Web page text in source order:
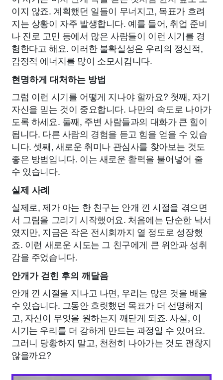
이지 않죠. 계획했던 일들이 무너지고, 목표가 흐려
지는 상황이 자주 발생합니다. 예를 들어, 취업 준비
나 진로 고민 등에서 많은 사람들이 이런 시기를 경
험한다고 해요. 이러한 불확실성은 우리의 정신적,
감정적 에너지를 많이 소모시킵니다.
현명하게 대처하는 방법
그럼 이런 시기를 어떻게 지나야 할까요? 첫째, 자기
자신을 믿는 것이 중요합니다. 나만의 속도로 나아가
도록 하세요. 둘째, 주변 사람들과의 대화가 큰 힘이
됩니다. 다른 사람의 경험을 듣고 힘을 얻을 수 있습
니다. 셋째, 새로운 취미나 관심사를 찾아보는 것도
좋은 방법입니다. 이는 새로운 활력을 불어넣어 줄
수 있습니다.
실제 사례
실제로, 제가 아는 한 친구는 안개 낀 시절을 겪으면
서 그림을 그리기 시작했어요. 처음에는 단순한 낙서
였지만, 지금은 작은 전시회까지 열 정도로 성장했
죠. 이런 새로운 시도는 그 친구에게 큰 위안과 성취
감을 주었습니다.
안개가 걷힌 후의 깨달음
안개 낀 시절을 지나고 나면, 우리는 많은 것을 배울
수 있습니다. 그동안 흐릿했던 목표가 더 선명해지
고, 자신이 무엇을 원하는지 깨닫게 되죠. 사실, 이
시기는 우리를 더 강하게 만드는 과정일 수 있어요.
그러니 당황하지 말고, 천천히 나아가는 것도 괜찮지
않을까요?